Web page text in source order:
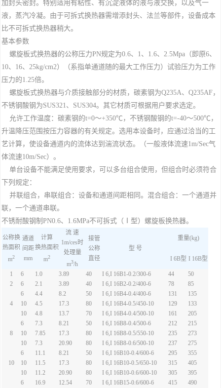
加封头密封。特别适用有粘性、有沉淀液体的液与液交换，以及气一
液，蒸汽冷凝。由于可拆式换热器需增添封头、法兰等部件，设备成本
比不可拆式换热器稍大。
基本参数
螺旋板式换热器的公称压力PN规定为0.6、1、1.6、2.5Mpa（即原6、
10、16、25kg/cm2）（系指单通道随的最大工作压力）试验压力为工作
压力的1.25倍。
螺旋板式换热器与介质接触部分的材质，碳素钢为Q235A、Q235AF，
不锈钢酸钢为SUS321、SUS304。其它材质可根据用户要求选定。
允许工作温度：碳素钢的t=0～+350℃，不锈钢酸钢的t=-40～500℃，
升温降压范围按压力容器的有关规定。选用本设备时，应通过洽当的工
艺计算，使设备通道内的流体达到湍流状态。（一般液体流速1m/Sec气
体流速10m/Sec）。
单台设备不能满足使用要求，可以多台组合使用，但组合时必须符合
下列规定：
并联组合，串联组合：设备和通道间距相同。混合组合：一个通道并
联，一个通道串联。
不锈耐酸钢制PN0.6、1.6MPa不可拆式（Ⅰ型）螺旋板换热器。
公称换
热面积
m2
通道
间距
mm
计算
换热面积
m2
流 速
1m/ces时
处理量
m3/h
接管
公称
直径
型 号
重量(kg)
I 6B型 I 16B型
1 6 1.0 3.89 40 I 6,I 16B1-0.2/300-6 44
50
2
6 2.1 3.89 40 I 6,I 16B2-0.2/400-6 78 85
4
6 4.4 8.2 50 I 6,I 16B4-0.4/400-6 131
135
10
4.5 17.3 80 I 6,I 16B4-0.5/450-10 129
133
10
4.8 13.7 70 I 6,I 16B4-0.4/500-10 161 205
8
6 7.3 8.21 50 I 6,I 16B8-0.4/500-6 212
215
10
7.85 17.3 80 I 6,I 16B8-0.5/550-10 235
273
10
7.3 20.90 80 I 6,I 16B8-0.6/500-10 237 275
10
6 11.1 8.21 50 I 6,I 16B10-0.4/600-6 295
355
10
11.5 17.3 80 I 6,I 16B10-0.5/650-10 315
405
10
11.2 20.90 80 I 6,I 16B10-0.6/600-10 305 395
6 16.9 12.54 70 I 6,I 16B15-0.6/600-6 415
490